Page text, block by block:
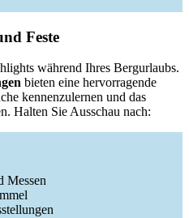
Feste
während Ihres Bergurlaubs.
bieten eine hervorragende
kennenzulernen und das
Halten Sie Ausschau nach:
Messen